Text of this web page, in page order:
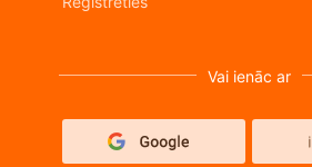
Vai ienāc ar